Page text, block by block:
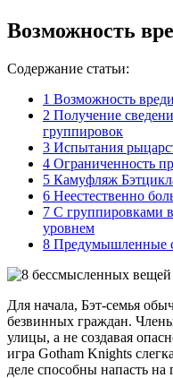
Возможность
Содержание статьи:
1 Возможность
2 Получение
группировок
3 Испытания
4 Ограниченность
5 Камуфляж
6 Неестественно
7 С группировками
уровнем
8 Предумышленные
Для начала, Бэт-семья
безвинных граждан.
улицы, а не создавая
игра Gotham Knights
деле способны напасть на